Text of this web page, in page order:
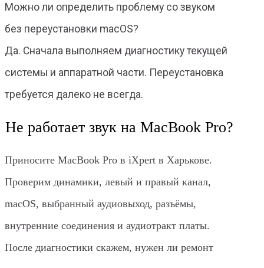
Можно ли определить проблему со звуком
без переустановки macOS?
Да. Сначала выполняем диагностику текущей
системы и аппаратной части. Переустановка
требуется далеко не всегда.
Не работает звук на MacBook Pro?
Приносите MacBook Pro в iXpert в Харькове.
Проверим динамики, левый и правый канал,
macOS, выбранный аудиовыход, разъёмы,
внутренние соединения и аудиотракт платы.
После диагностики скажем, нужен ли ремонт